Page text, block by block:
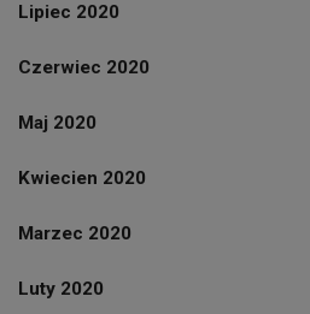
Lipiec 2020
Czerwiec 2020
Maj 2020
Kwiecien 2020
Marzec 2020
Luty 2020